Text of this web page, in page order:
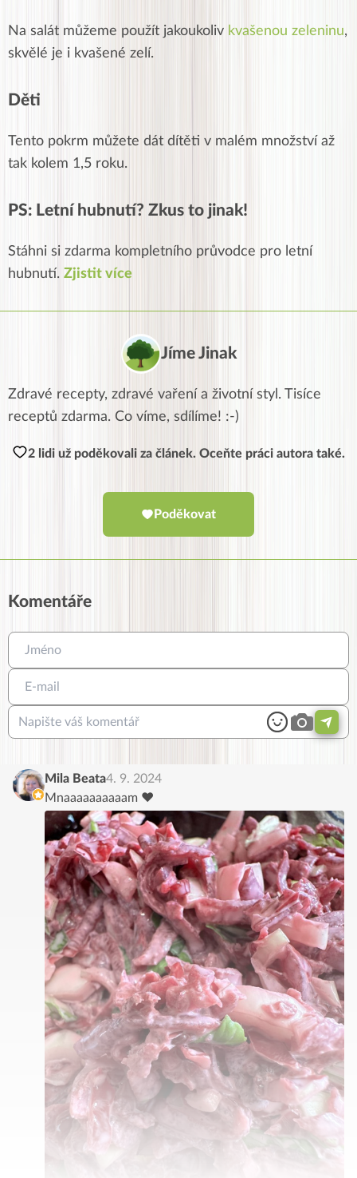
Na salát můžeme použít jakoukoliv kvašenou zeleninu,
skvělé je i kvašené zelí.
Děti
Tento pokrm můžete dát dítěti v malém množství až
tak kolem 1,5 roku.
PS: Letní hubnutí? Zkus to jinak!
Stáhni si zdarma kompletního průvodce pro letní
hubnutí. Zjistit více
Jíme Jinak
Zdravé recepty, zdravé vaření a životní styl. Tisíce
receptů zdarma. Co víme, sdílíme! :-)
2 lidi už poděkovali za článek. Oceňte práci autora také.
Poděkovat
Komentáře
Mila Beata4. 9. 2024
Mnaaaaaaaaaam ♥️